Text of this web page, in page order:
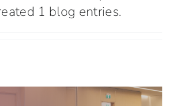
1 blog entries.